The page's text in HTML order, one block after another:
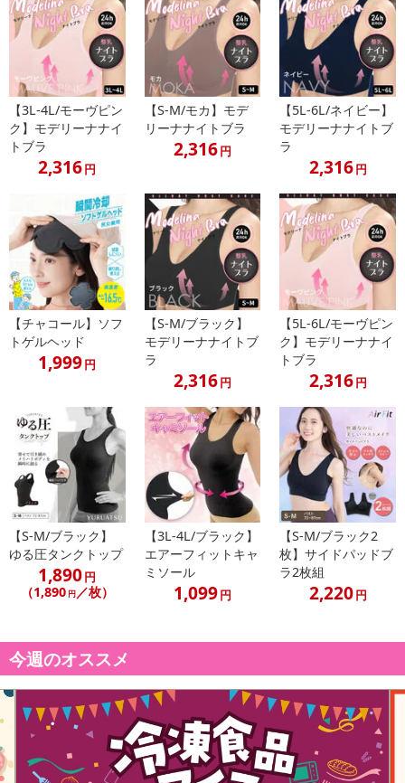
♢ エアーフィット史上快適さNo,1 ♢
【3L-4L/モーヴピン
ク】モデリーナナイ
トブラ
2,316円
【S-M/モカ】モデ
リーナナイトブラ
2,316円
【5L-6L/ネイビー】
モデリーナナイトブ
ラ
2,316円
【チャコール】ソフ
トゲルヘッド
1,999円
【S-M/ブラック】
モデリーナナイトブ
ラ
2,316円
【5L-6L/モーヴピン
ク】モデリーナナイ
トブラ
2,316円
【S-M/ブラック】
ゆる圧タンクトップ
1,890円
（1,890 円／枚）
【3L-4L/ブラック】
エアーフィットキャ
ミソール
1,099円
【S-M/ブラック2
枚】サイドパッドブ
ラ2枚組
2,220円
今週のオススメ